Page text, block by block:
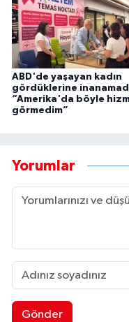
ABD'de yaşayan kadın
gördüklerine
“Amerika'da böyle
görmedim”
Yorumlar
Gönder